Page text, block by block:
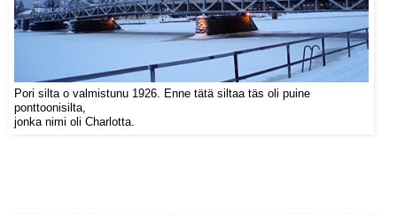
Pori silta o valmistunu 1926. Enne tätä siltaa täs oli puine
ponttoonisilta,
jonka nimi oli Charlotta.